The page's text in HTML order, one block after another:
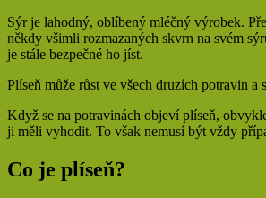
Sýr je lahodný, oblíbený mléčný výrobek.
někdy všimli rozmazaných skvrn na svém
je stále bezpečné ho jíst.
Plíseň může růst ve všech druzích potravin a
Když se na potravinách objeví plíseň,
ji měli vyhodit. To však nemusí být vždy
Co je plíseň?